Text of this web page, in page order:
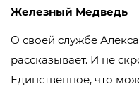
Железный Медведь
О своей службе
рассказывает. И не
Единственное, что